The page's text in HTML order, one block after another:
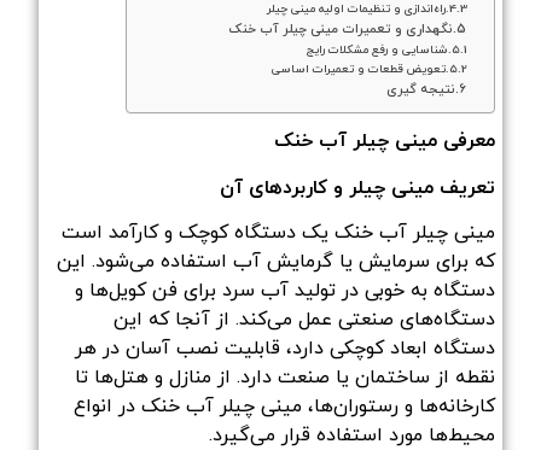
راه‌اندازی و تنظیمات اولیه مینی چیلر
نگهداری و تعمیرات مینی چیلر آب خنک
شناسایی و رفع مشکلات رایج
تعویض قطعات و تعمیرات اساسی
نتیجه گیری
معرفی مینی چیلر آب خنک
تعریف مینی چیلر و کاربردهای آن
مینی چیلر آب خنک یک دستگاه کوچک و کارآمد است
که برای سرمایش یا گرمایش آب استفاده می‌شود. این
دستگاه به خوبی در تولید آب سرد برای فن کویل‌ها و
دستگاه‌های صنعتی عمل می‌کند. از آنجا که این
دستگاه ابعاد کوچکی دارد، قابلیت نصب آسان در هر
نقطه از ساختمان یا صنعت دارد. از منازل و هتل‌ها تا
کارخانه‌ها و رستوران‌ها، مینی چیلر آب خنک در انواع
محیط‌ها مورد استفاده قرار می‌گیرد.